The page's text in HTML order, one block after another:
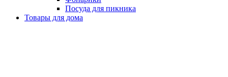
Посуда для пикника
Товары для дома